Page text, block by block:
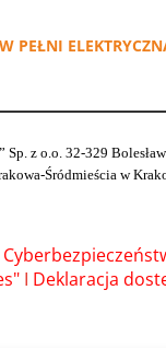
PEŁNI
Sp. z o.o. 32-329
Śródmieścia w
I Deklaracja